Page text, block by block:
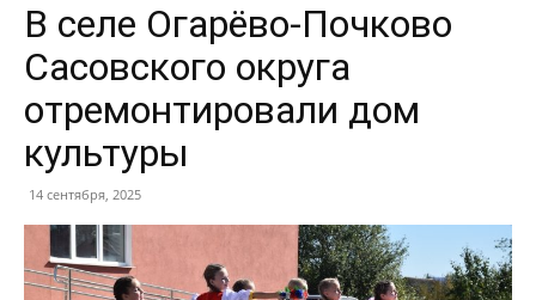
новостей
В селе Огарёво-Почково
Сасовского округа
отремонтировали дом
культуры
14 сентября, 2025